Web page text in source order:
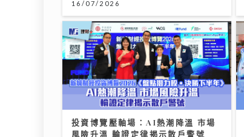
投資博覽壓軸場：AI熱潮降溫 市場
風險升溫 輪證定律揭示散戶警號